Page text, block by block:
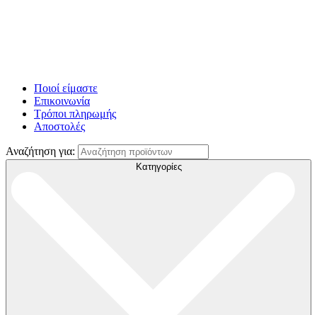
Ποιοί είμαστε
Επικοινωνία
Τρόποι πληρωμής
Αποστολές
Αναζήτηση για:
Κατηγορίες